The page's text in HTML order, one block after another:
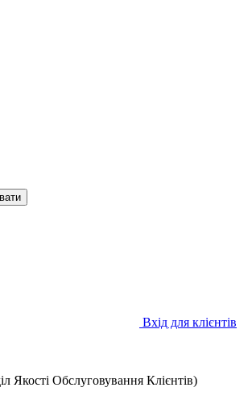
Вхід для клієнтів
Якості Обслуговування Клієнтів)